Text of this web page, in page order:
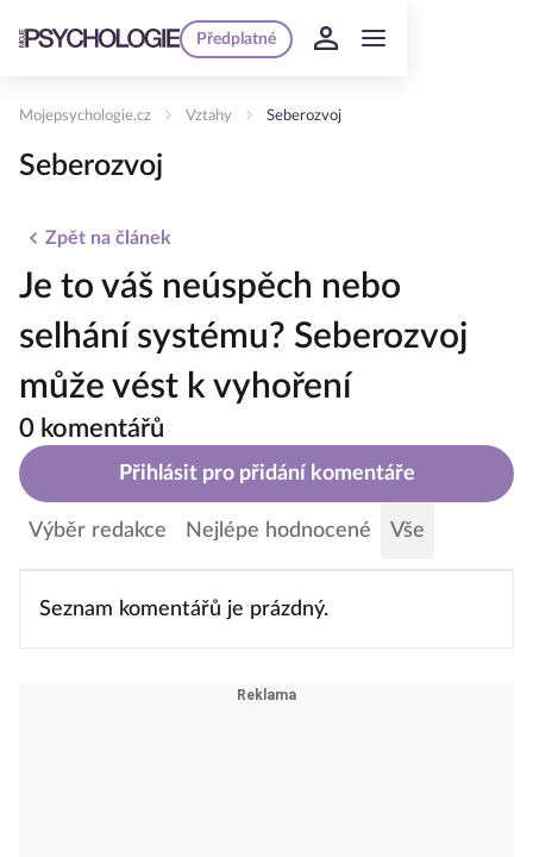
Předplatné
Mojepsychologie.cz Vztahy Seberozvoj
Seberozvoj
Zpět na článek
Je to váš neúspěch nebo
selhání systému? Seberozvoj
může vést k vyhoření
0 komentářů
Přihlásit pro přidání komentáře
Výběr redakce Nejlépe hodnocené Vše
Seznam komentářů je prázdný.